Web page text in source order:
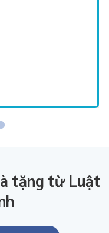
tặng từ Luật